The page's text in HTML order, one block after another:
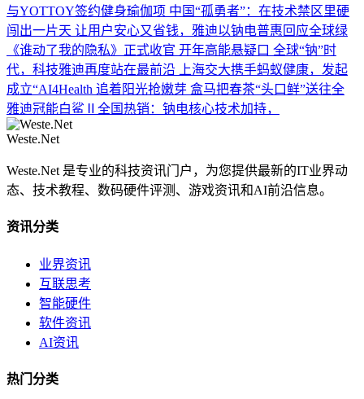
与YOTTOY签约健身瑜伽项 中国“孤勇者”：在技术禁区里硬
闯出一片天 让用户安心又省钱，雅迪以钠电普惠回应全球绿
《谁动了我的隐私》正式收官 开年高能悬疑口 全球“钠”时
代，科技雅迪再度站在最前沿
上海交大携手蚂蚁健康，发起
成立“AI4Health 追着阳光抢嫩芽 盒马把春茶“头口鲜”送往全
雅迪冠能白鲨Ⅱ全国热销：钠电核心技术加持，
Weste.Net
Weste.Net 是专业的科技资讯门户，为您提供最新的IT业界动
态、技术教程、数码硬件评测、游戏资讯和AI前沿信息。
资讯分类
业界资讯
互联思考
智能硬件
软件资讯
AI资讯
热门分类